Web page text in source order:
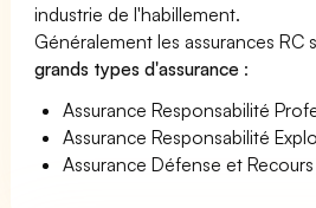
industrie de l'habillement.
Généralement les assurances
grands types d'assurance :
Assurance Responsabilité
Assurance Responsabilité
Assurance Défense et Recours